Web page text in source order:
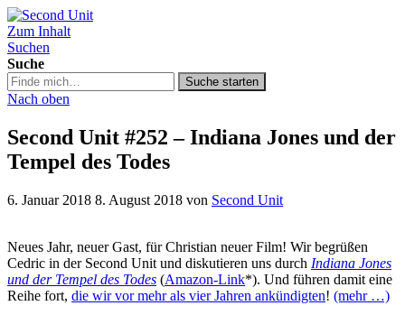
Second Unit
Zum Inhalt
Suchen
Suche
Suche
in
podcast.de/
Suche starten
Nach oben
Second Unit #252 – Indiana Jones und der
Tempel des Todes
6. Januar 2018 8. August 2018 von Second Unit
Neues Jahr, neuer Gast, für Christian neuer Film! Wir begrüßen
Cedric in der Second Unit und diskutieren uns durch Indiana Jones
und der Tempel des Todes (Amazon-Link*). Und führen damit eine
Reihe fort, die wir vor mehr als vier Jahren ankündigten! (mehr …)